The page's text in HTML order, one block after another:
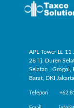
APL Tower Lt. 11
28 Tj. Duren
Selatan , Grogol,
Barat, DKI
Telepon +62